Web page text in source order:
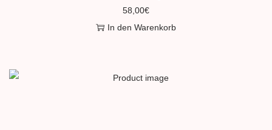
58,00€
In den Warenkorb